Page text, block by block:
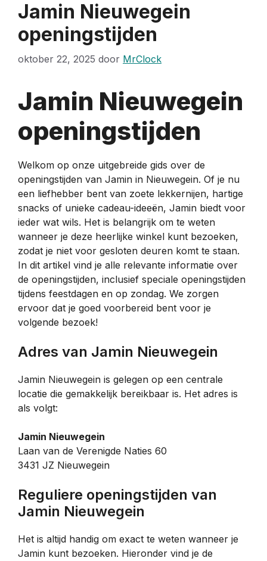
Jamin Nieuwegein
openingstijden
oktober 22, 2025 door MrClock
Jamin Nieuwegein
openingstijden
Welkom op onze uitgebreide gids over de
openingstijden van Jamin in Nieuwegein. Of je nu
een liefhebber bent van zoete lekkernijen, hartige
snacks of unieke cadeau-ideeën, Jamin biedt voor
ieder wat wils. Het is belangrijk om te weten
wanneer je deze heerlijke winkel kunt bezoeken,
zodat je niet voor gesloten deuren komt te staan.
In dit artikel vind je alle relevante informatie over
de openingstijden, inclusief speciale openingstijden
tijdens feestdagen en op zondag. We zorgen
ervoor dat je goed voorbereid bent voor je
volgende bezoek!
Adres van Jamin Nieuwegein
Jamin Nieuwegein is gelegen op een centrale
locatie die gemakkelijk bereikbaar is. Het adres is
als volgt:
Jamin Nieuwegein
Laan van de Verenigde Naties 60
3431 JZ Nieuwegein
Reguliere openingstijden van
Jamin Nieuwegein
Het is altijd handig om exact te weten wanneer je
Jamin kunt bezoeken. Hieronder vind je de